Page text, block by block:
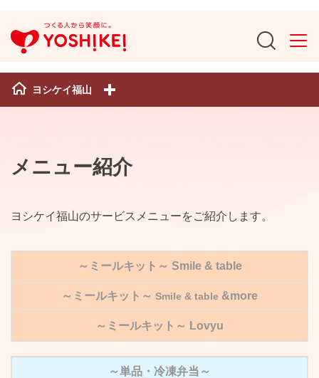
ヨシケイ福山
メニュー紹介
ヨシケイ福山のサービスメニューをご紹介します。
～ミールキット～ Smile & table
～ミールキット～ Smile & table &more
～ミールキット～ Lovyu
～単品・冷凍弁当～